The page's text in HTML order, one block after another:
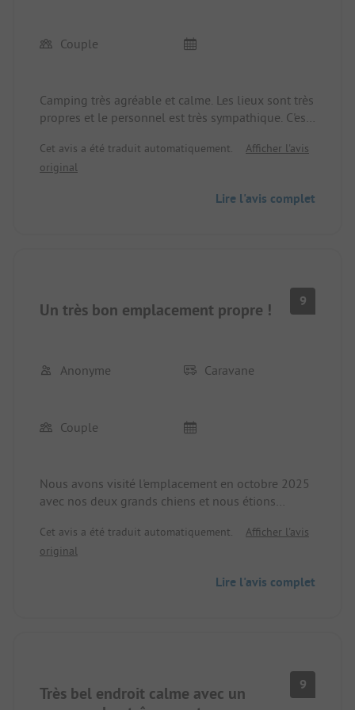
chez nous et reviendrons avec plaisir!
Couple
Camping très agréable et calme. Les lieux sont très
propres et le personnel est très sympathique. C'est
d'animations, donc c'est très reposant. Une petite
piscine invite à se rafraîchir. Le matin, des pains
Cet avis a été traduit automatiquement.
Afficher l'avis
original
Lire l'avis complet
Un très bon emplacement propre ! 9
Anonyme Caravane
Couple
Nous avons visité l'emplacement en octobre 2025
avec nos deux grands chiens et nous étions
Notre emplacement était plus que suffisant et
gravillonné, cela ne plaira peut-être pas à tout le
le camping-car, même sous la pluie.
Les deux piscines n'étaient pas chauffées en
Cet avis a été traduit automatiquement.
Afficher l'avis
original
Lire l'avis complet
Très bel endroit calme avec un
9